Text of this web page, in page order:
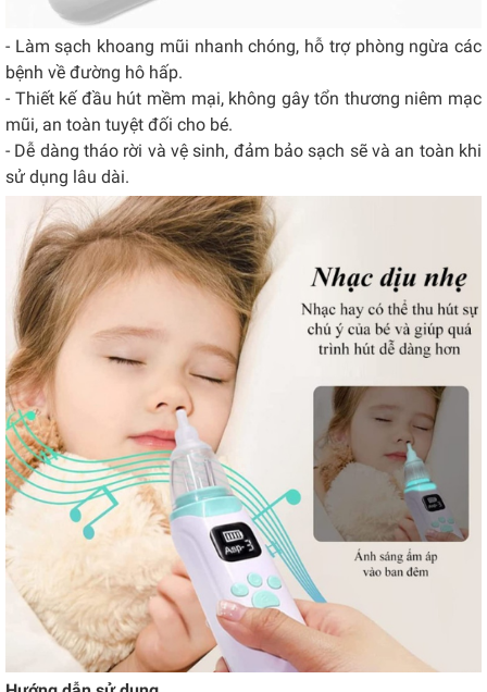
- Làm sạch khoang mũi nhanh chóng, hỗ trợ phòng ngừa các
bệnh về đường hô hấp.
- Thiết kế đầu hút mềm mại, không gây tổn thương niêm mạc
mũi, an toàn tuyệt đối cho bé.
- Dễ dàng tháo rời và vệ sinh, đảm bảo sạch sẽ và an toàn khi
sử dụng lâu dài.